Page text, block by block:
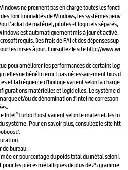
ne prennent pas en charge toutes les foncti
fonctionnalités de Windows, les systèmes peuv
l’achat de matériel, pilotes et logiciels séparés,
est automatiquement mis à jour et activé.
requis. Des frais de FAI et des dépenses sup
les mises à jour. Consultez le site http://www.wi
pour améliorer les performances de certains log
ne bénéficieront pas nécessairement tous d
et la fréquence d'horloge varient selon la charge
matérielles et logicielles. Le système d
et/ou de dénomination d'Intel ne correspon
Intel®Turbo Boost varient selon le matériel, les lo
système. Pour en savoir plus, consultez le site htt
.
de bureau.
en pourcentage du poids total du métal selon l
pour les pièces métalliques de plus de 25 gramme